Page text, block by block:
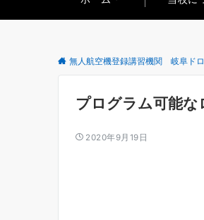
無人航空機登録講習機関 岐阜ド
プログラム可能な
2020年9月19日